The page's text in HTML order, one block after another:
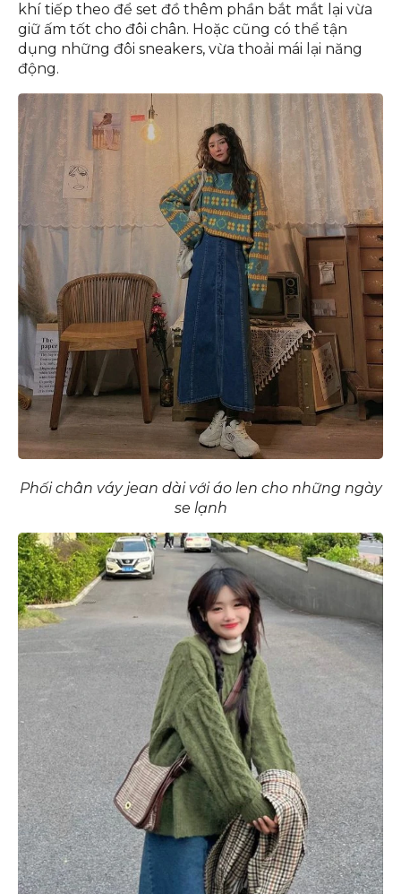
khí tiếp theo để set đồ thêm phần bắt mắt lại vừa
giữ ấm tốt cho đôi chân. Hoặc cũng có thể tận
dụng những đôi sneakers, vừa thoải mái lại năng
động.
Phối chân váy jean dài với áo len cho những ngày
se lạnh